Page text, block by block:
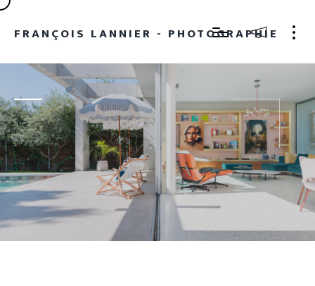
FRANÇOIS LANNIER - PHOTOGRAPHIE